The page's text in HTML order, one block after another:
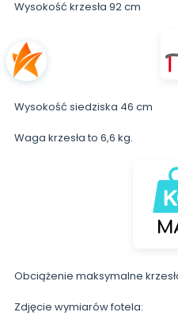
Wysokość krzesła 92 cm
Wysokość siedziska 46 cm
Waga krzesła to 6,6 kg.
Obciążenie maksymalne
Zdjęcie wymiarów fotela: